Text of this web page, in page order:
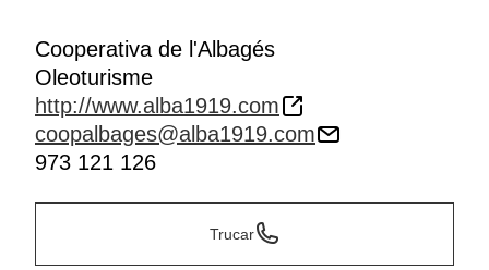
Cooperativa de l'Albagés
Oleoturisme
http://www.alba1919.com
coopalbages@alba1919.com
973 121 126
Trucar